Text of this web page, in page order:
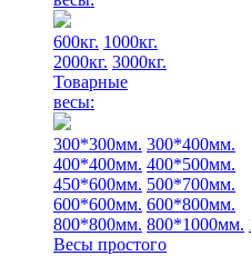
600кг. 1000кг.
2000кг. 3000кг.
Товарные
весы:
300*300мм. 300*400мм.
400*400мм. 400*500мм.
450*600мм. 500*700мм.
600*600мм. 600*800мм.
800*800мм. 800*1000мм.
Весы простого